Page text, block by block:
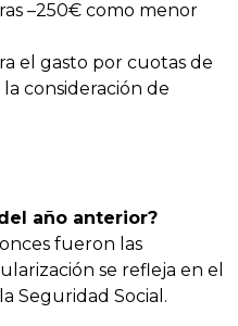
–250€ como menor
el gasto por cuotas de
consideración de
año anterior?
fueron las
se refleja en el
Seguridad Social.